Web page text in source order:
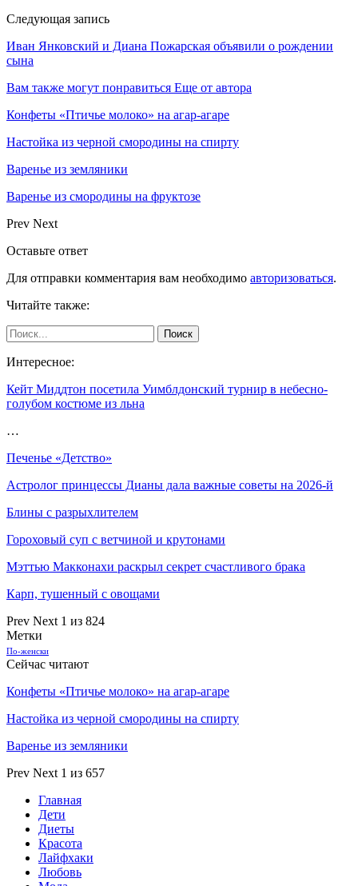
Следующая запись
Иван Янковский и Диана Пожарская объявили о рождении
сына
Вам также могут понравиться Еще от автора
Конфеты «Птичье молоко» на агар-агаре
Настойка из черной смородины на спирту
Варенье из земляники
Варенье из смородины на фруктозе
Prev Next
Оставьте ответ
Для отправки комментария вам необходимо авторизоваться.
Читайте также:
Интересное:
Кейт Миддтон посетила Уимблдонский турнир в небесно-
голубом костюме из льна
…
Печенье «Детство»
Астролог принцессы Дианы дала важные советы на 2026-й
Блины с разрыхлителем
Гороховый суп с ветчиной и крутонами
Мэттью Макконахи раскрыл секрет счастливого брака
Карп, тушенный с овощами
Prev Next 1 из 824
Метки
По-женски
Сейчас читают
Конфеты «Птичье молоко» на агар-агаре
Настойка из черной смородины на спирту
Варенье из земляники
Prev Next 1 из 657
Главная
Дети
Диеты
Красота
Лайфхаки
Любовь